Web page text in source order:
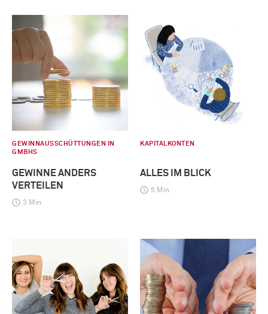
GEWINNAUSSCHÜTTUNGEN IN
GMBHS
GEWINNE ANDERS
VERTEILEN
3 Min
KAPITALKONTEN
ALLES IM BLICK
5 Min